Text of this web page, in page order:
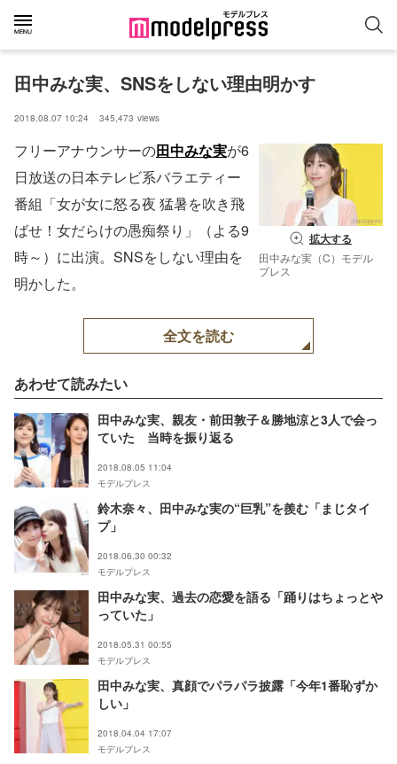
田中みな実、SNSをしない理由明かす
2018.08.07 10:24 345,473 views
拡大する
田中みな実（C）モデル
プレス
フリーアナウンサーの田中みな実が6
日放送の日本テレビ系バラエティー
番組「女が女に怒る夜 猛暑を吹き飛
ばせ！女だらけの愚痴祭り」（よる9
時～）に出演。SNSをしない理由を
明かした。
全文を読む
あわせて読みたい
田中みな実、親友・前田敦子＆勝地涼と3人で会っ
ていた 当時を振り返る
2018.08.05 11:04
モデルプレス
鈴木奈々、田中みな実の“巨乳”を羨む「まじタイ
プ」
2018.06.30 00:32
モデルプレス
田中みな実、過去の恋愛を語る「踊りはちょっとや
っていた」
2018.05.31 00:55
モデルプレス
田中みな実、真顔でパラパラ披露「今年1番恥ずか
しい」
2018.04.04 17:07
モデルプレス